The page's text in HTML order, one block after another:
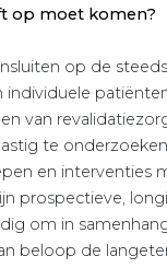
op moet komen?
op de
individuele
van
te onderzoeken
en interventies
prospectieve,
om in
beloop de